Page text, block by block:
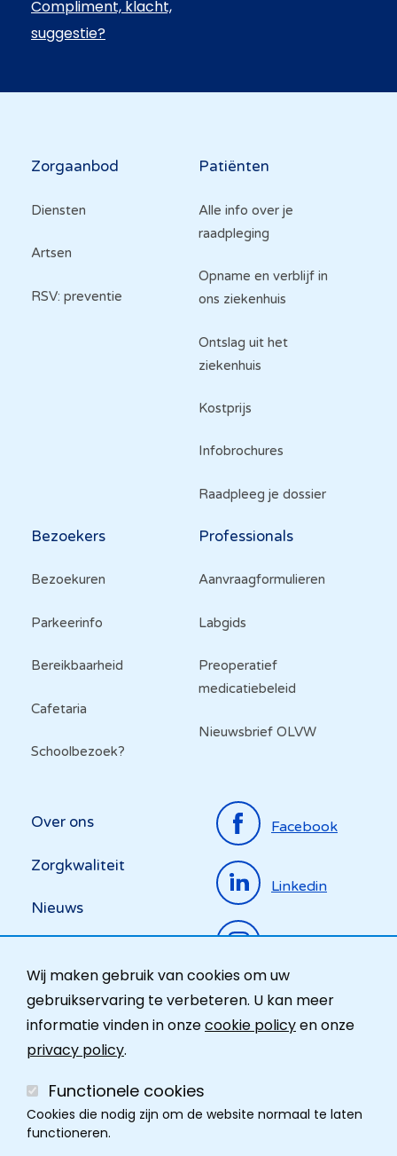
Wij maken gebruik van cookies om uw
gebruikservaring te verbeteren. U kan meer
informatie vinden in onzecookie policyen onze
privacy policy.
Functionele cookies
Cookies die nodig zijn om de website normaal te laten
functioneren.
Compliment, klacht,
suggestie?
Hoofdnavigatie
Zorgaanbod
Diensten
Artsen
RSV: preventie
Patiënten
Alle info over je
raadpleging
Opname en verblijf in
ons ziekenhuis
Ontslag uit het
ziekenhuis
Kostprijs
Infobrochures
Raadpleeg je dossier
Bezoekers
Bezoekuren
Parkeerinfo
Bereikbaarheid
Cafetaria
Schoolbezoek?
Professionals
Aanvraagformulieren
Labgids
Preoperatief
medicatiebeleid
Nieuwsbrief OLVW
Top
menu
Over ons
Zorgkwaliteit
Nieuws
Ombudsdienst
Facebook
Linkedin
Instagram